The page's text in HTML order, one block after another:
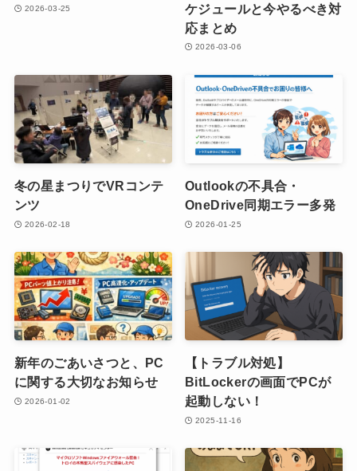
2026-03-25
ケジュールと今やるべき対
応まとめ
2026-03-06
冬の星まつりでVRコンテ
ンツ
2026-02-18
Outlookの不具合・
OneDrive同期エラー多発
2026-01-25
新年のごあいさつと、PC
に関する大切なお知らせ
2026-01-02
【トラブル対処】
BitLockerの画面でPCが
起動しない！
2025-11-16